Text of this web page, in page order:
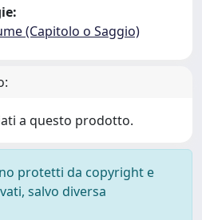
(Capitolo o Saggio)
a questo prodotto.
protetti da copyright e
salvo diversa